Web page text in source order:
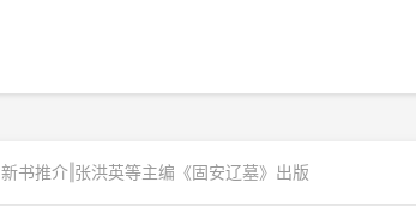
新书推介‖张洪英等主编《固安辽墓》出版